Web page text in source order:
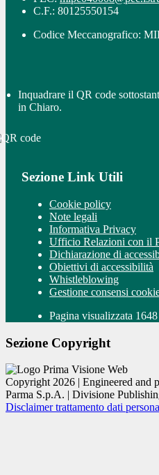
C.F.: 80125550154
Codice Meccanografico:
Inquadrare il QR code
in Chiaro.
Sezione Link Utili
Cookie policy
Note legali
Informativa Privacy
Ufficio Relazioni con il
Dichiarazione di
Obiettivi di accessibilità
Whistleblowing
Gestione consensi
Pagina visualizzata
Sezione Copyright
Copyright 2026 | Engineered and
Parma S.p.A. | Divisione
Disclaimer trattamento dati